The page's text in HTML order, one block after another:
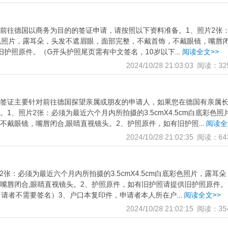
往德国以商务为目的的签证申请，请按照以下资料准备。1、照片2张
片，露耳朵，头发不遮眉眼，面部完整，不戴首饰，不戴眼镜，嘴唇
照原件。（G开头护照尾页需有中文签名，10岁以下... 阅读全文>>
2024/10/28 21:03:03 阅读：
证主要针对前往德国探望亲属或朋友的申请人，如果您在德国有亲属
1、照片2张：必须为最近六个月内所拍摄的3.5cmX4.5cm白底彩色照
戴眼镜，嘴唇闭合,眼睛直视镜头。2、护照原件，如有旧护照... 阅读
2024/10/28 21:02:35 阅读：
：必须为最近六个月内所拍摄的3.5cmX4.5cm白底彩色照片，露耳朵
唇闭合,眼睛直视镜头。2、护照原件，如有旧护照请提供旧护照原件
者不需要签名）3、户口本复印件，申请者本人所在户... 阅读全文>>
2024/10/28 21:02:15 阅读：